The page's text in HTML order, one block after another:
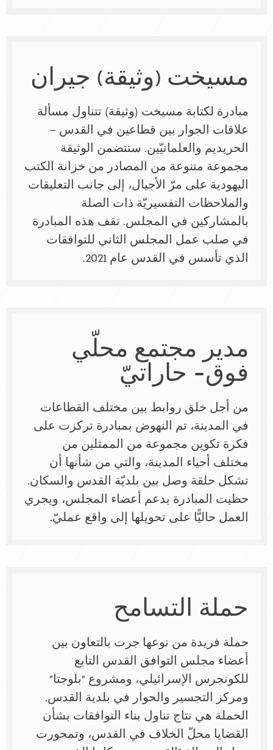
مسيخت (وثيقة) جيران
مبادرة لكتابة مسيخت (وثيقة) تتناول مسألة
علاقات الجوار بين قطاعين في القدس –
الحريديم والعلمانيّين. ستتضمن الوثيقة
مجموعة متنوعة من المصادر من خزانة الكتب
اليهودية على مرّ الأجيال، إلى جانب التعليقات
والملاحظات التفسيريّة ذات الصلة
بالمشاركين في المجلس. تقف هذه المبادرة
في صلب عمل المجلس الثاني للتوافقات
الذي تأسس في القدس عام 2021.
مدير مجتمع محلّي
فوق- حاراتيّ
من أجل خلق روابط بين مختلف القطاعات
في المدينة، تم النهوض بمبادرة تركزت على
فكرة تكوين مجموعة من الممثلين من
مختلف أحياء المدينة، والتي من شأنها أن
تشكل حلقة وصل بين بلديّة القدس والسكان.
حظيت المبادرة بدعم أعضاء المجلس، ويجري
العمل حاليًّا على تحويلها إلى واقع عمليّ.
حملة التسامح
حملة فريدة من نوعها جرت بالتعاون بين
أعضاء مجلس التوافق القدس التابع
للكونجرس الإسرائيلي، ومشروع “بلوجتا”
ومركز التجسير والحوار في بلدية القدس.
الحملة هي نتاج تناول بناء التوافقات بشأن
القضايا محلّ الخلاف في القدس، وتمحورت